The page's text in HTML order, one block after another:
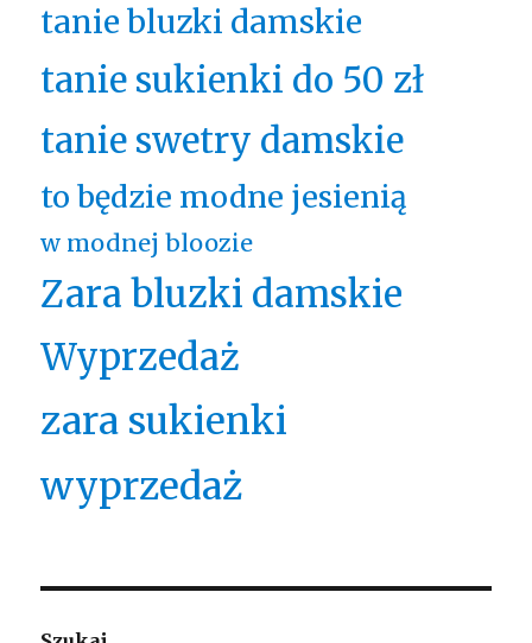
tanie bluzki damskie
tanie sukienki do 50 zł
tanie swetry damskie
to będzie modne jesienią
w modnej bloozie
Zara bluzki damskie
Wyprzedaż
zara sukienki
wyprzedaż